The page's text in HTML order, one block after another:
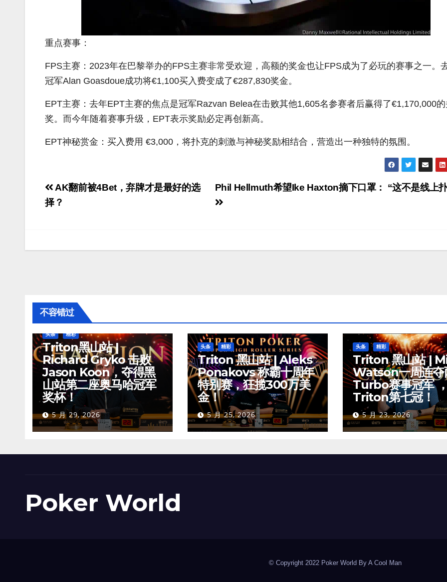
重点赛事：
FPS主赛：2023年在巴黎举办的FPS主赛非常受欢迎，高额的奖金也让FPS成为了必玩的赛事之一。
冠军Alan Goasdoue成功将€1,100买入费变成了€287,830奖金。
EPT主赛：去年EPT主赛的焦点是冠军Razvan Belea在击败其他1,605名参赛者后赢得了€1,170,000
奖。而今年随着赛事升级，EPT表示奖励必定再创新高。
EPT神秘赏金：买入费用 €3,000，将扑克的刺激与神秘奖励相结合，营造出一种独特的氛围。
文
章
Phil Hellmuth希望Ike Haxton摘下口罩： “这不是线上
AK翻前被4Bet，弃牌才是最好的选
择？
不容错过
头条 精彩
Triton黑山站 |
Richard Gryko 击败
Jason Koon，夺得黑
山站第二座奥马哈冠军
奖杯！
5 月 29, 2026
头条 精彩
Triton 黑山站 | Aleks
Ponakovs 称霸十周年
特别赛，狂揽300万美
金！
5 月 25, 2026
头条 精彩
Triton 黑山站 |
Watson一周连夺
Turbo赛事冠军
Triton第七冠！
5 月 23, 2026
Poker World
© Copyright 2022 Poker World By A Cool Man